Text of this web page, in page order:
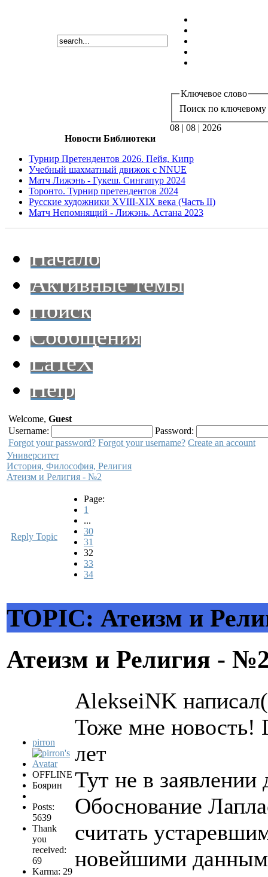
Ключевое слово
Поиск по ключевому
08 | 08 | 2026
Новости Библиотеки
Турнир Претендентов 2026. Пейя, Кипр
Учебный шахматный движок с NNUE
Матч Лижэнь - Гукеш. Сингапур 2024
Торонто. Турнир претендентов 2024
Русские художники XVIII-XIX века (Часть II)
Матч Непомнящий - Лижэнь. Астана 2023
Начало
Активные темы
Поиск
Сообщения
LaTeX
Help
Welcome, Guest
Username:
Password:
Forgot your password? Forgot your username? Create an account
Университет
История, Философия, Религия
Атеизм и Религия - №2
Reply Topic
Page:
1
...
30
31
32
33
34
TOPIC: Атеизм и
Атеизм и Религия -
pirron
OFFLINE
Боярин
Posts:
5639
Thank
you
received:
69
Karma: 29
AlekseiNK
Тоже мне новость!
лет
Тут не в заявлении
Обоснование
считать
новейшими